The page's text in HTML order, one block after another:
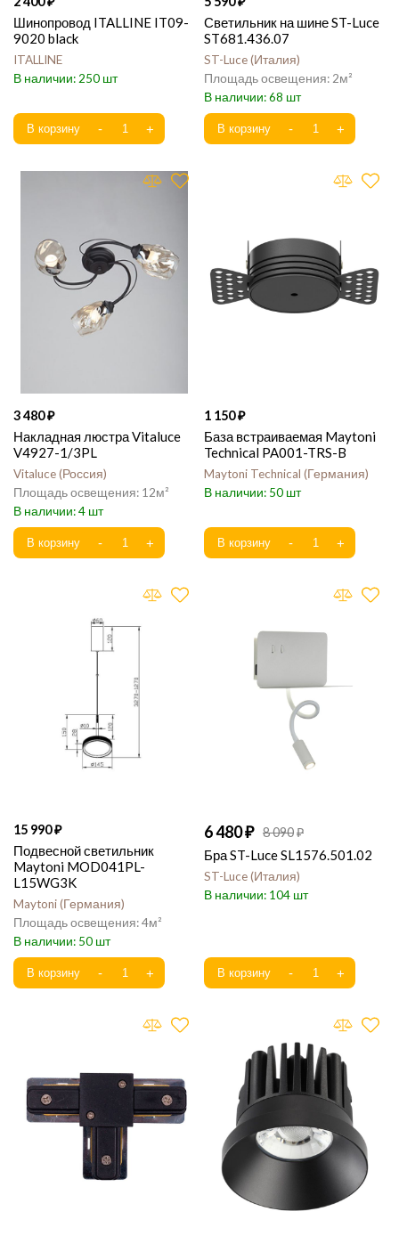
Шинопровод ITALLINE IT09-
9020 black
ITALLINE
250
Светильник на шине ST-Luce
ST681.436.07
ST-Luce Италия
2
68
3 480
Накладная люстра Vitaluce
V4927-1/3PL
Vitaluce Россия
12
4
1 150
База встраиваемая Maytoni
Technical PA001-TRS-B
Maytoni Technical Германия
50
15 990
Подвесной светильник
Maytoni MOD041PL-
L15WG3K
Maytoni Германия
4
50
6 480 8 090
Бра ST-Luce SL1576.501.02
ST-Luce Италия
104